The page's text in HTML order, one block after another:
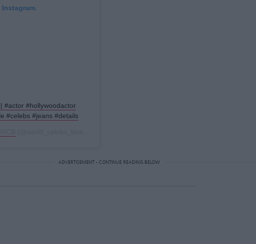
Instagram.
#actor #hollywoodactor
#celebs #jeans #details
ADVERTISEMENT - CONTINUE READING BELOW